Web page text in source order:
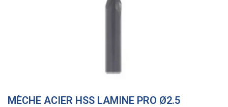
MÈCHE ACIER HSS LAMINE PRO Ø2.5